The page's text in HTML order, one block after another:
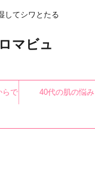
してシワとたる
マビュ
らで
る
40代の肌の悩み